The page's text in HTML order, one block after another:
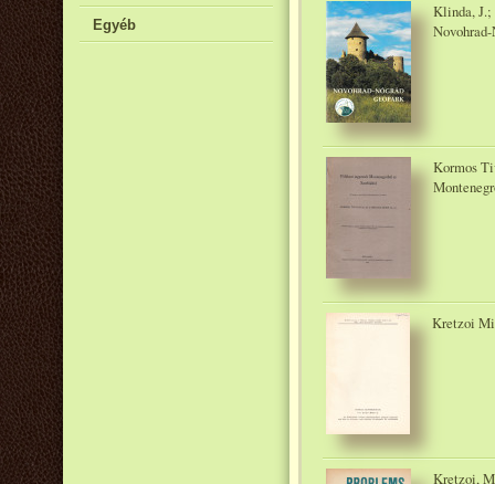
Egyéb
Klinda, J.;
Kormos
Kretzoi
Kretzoi,